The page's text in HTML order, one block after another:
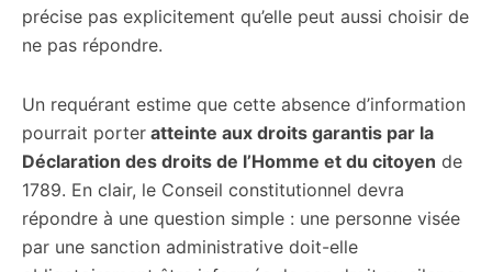
précise pas explicitement qu’elle peut aussi choisir de
ne pas répondre.
Un requérant estime que cette absence d’information
pourrait porter atteinte aux droits garantis par la
Déclaration des droits de l’Homme et du citoyen de
1789. En clair, le Conseil constitutionnel devra
répondre à une question simple : une personne visée
par une sanction administrative doit-elle